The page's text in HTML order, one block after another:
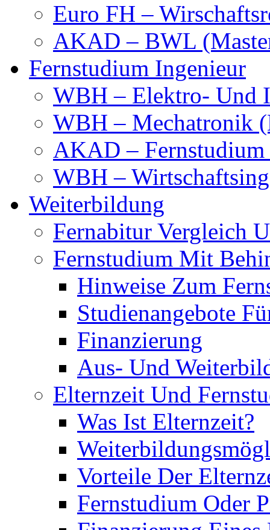
Euro FH –
AKAD – BWL
Fernstudium Ingenieur
WBH – Elektro- Und
WBH – Mechatronik
AKAD – Fernstudium
WBH –
Weiterbildung
Fernabitur Vergleich
Fernstudium Mit
Hinweise Zum
Studienangebote
Finanzierung
Aus- Und
Elternzeit Und
Was Ist Elternzeit?
Vorteile Der
Fernstudium Oder